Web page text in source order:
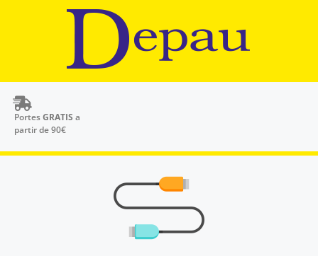
PortesGRATIS a
partir de 90€